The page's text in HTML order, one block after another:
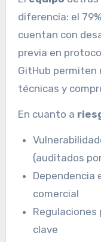
diferencia: el
cuentan con
previa en
GitHub
técnicas y
En cuanto a
(auditados
Dependencia
comercial
clave